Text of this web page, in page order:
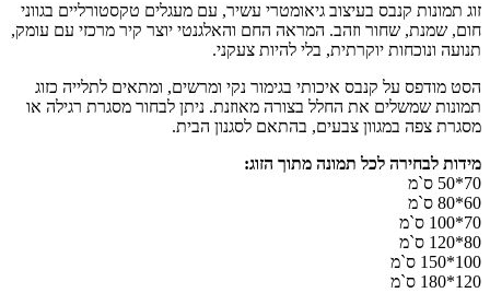
זוג תמונות קנבס בעיצוב גיאומטרי עשיר, עם מעגלים טקסטורליים בגווני
חום, שמנת, שחור וזהב. המראה החם והאלגנטי יוצר קיר מרכזי עם עומק,
תנועה ונוכחות יוקרתית, בלי להיות צעקני.
הסט מודפס על קנבס איכותי בגימור נקי ומרשים, ומתאים לתלייה כזוג
תמונות שמשלים את החלל בצורה מאוזנת. ניתן לבחור מסגרת רגילה או
מסגרת צפה במגוון צבעים, בהתאם לסגנון הבית.
מידות לבחירה לכל תמונה מתוך הזוג:
70*50 ס`מ
60*80 ס`מ
70*100 ס`מ
80*120 ס`מ
100*150 ס`מ
120*180 ס`מ